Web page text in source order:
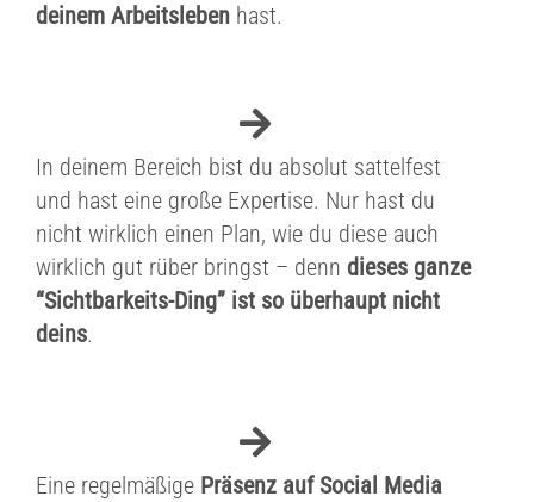
deinem Arbeitsleben hast.
In deinem Bereich bist du absolut sattelfest
und hast eine große Expertise. Nur hast du
nicht wirklich einen Plan, wie du diese auch
wirklich gut rüber bringst – denn dieses ganze
“Sichtbarkeits-Ding” ist so überhaupt nicht
deins.
Eine regelmäßige Präsenz auf Social Media